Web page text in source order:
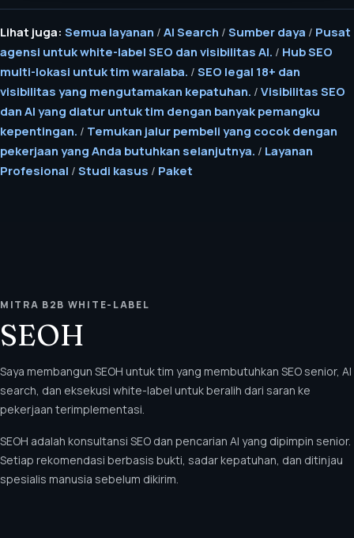
Lihat juga: Semua layanan / AI Search / Sumber daya / Pusat
agensi untuk white-label SEO dan visibilitas AI. / Hub SEO
multi-lokasi untuk tim waralaba. / SEO legal 18+ dan
visibilitas yang mengutamakan kepatuhan. / Visibilitas SEO
dan AI yang diatur untuk tim dengan banyak pemangku
kepentingan. / Temukan jalur pembeli yang cocok dengan
pekerjaan yang Anda butuhkan selanjutnya. / Layanan
Profesional / Studi kasus / Paket
MITRA B2B WHITE-LABEL
SEOH
Saya membangun SEOH untuk tim yang membutuhkan SEO senior, AI
search, dan eksekusi white-label untuk beralih dari saran ke
pekerjaan terimplementasi.
SEOH adalah konsultansi SEO dan pencarian AI yang dipimpin senior.
Setiap rekomendasi berbasis bukti, sadar kepatuhan, dan ditinjau
spesialis manusia sebelum dikirim.